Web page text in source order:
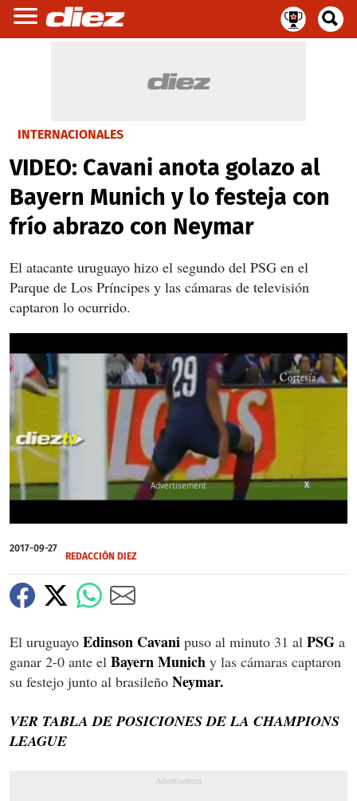
INTERNACIONALES
VIDEO: Cavani anota golazo al
Bayern Munich y lo festeja con
frío abrazo con Neymar
El atacante uruguayo hizo el segundo del PSG en el
Parque de Los Príncipes y las cámaras de televisión
captaron lo ocurrido.
of
39
X
2017-09-27
REDACCIÓN DIEZ
El uruguayo Edinson Cavani puso al minuto 31 al PSG a
ganar 2-0 ante el Bayern Munich y las cámaras captaron
su festejo junto al brasileño Neymar.
VER TABLA DE POSICIONES DE LA CHAMPIONS
LEAGUE